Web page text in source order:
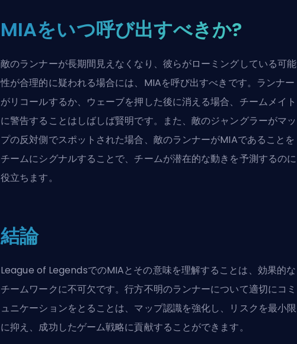
MIAをいつ呼び出すべきか?
敵のランナーが長期間見えなくなり、彼らがローミングしている可能
性が合理的に疑われる場合には、MIAを呼び出すべきです。ランナー
がリコールするか、ウェーブを押した後に消える場合、チームメイト
に警告することはしばしば賢明です。また、敵のジャングラーがマッ
プの反対側でスポットされた場合、敵のランナーがMIAであることを
チームにシグナルすることで、チームが潜在的な動きを予測するのに
役立ちます。
結論
League of LegendsでのMIAとその意味を理解することは、効果的な
チームワークに不可欠です。行方不明のランナーについて適切にコミ
ュニケーションをとることは、マップ認識を強化し、リスクを最小限
に抑え、成功したゲーム戦略に貢献することができます。